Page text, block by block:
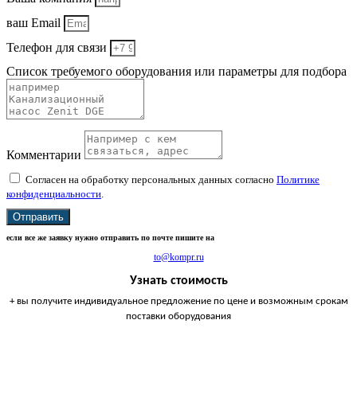
ваш Email
Телефон для связи
Список требуемого оборудования или параметры для подбора
Комментарии
Согласен на обработку персональных данных согласно Политике
конфиденциальности.
Отправить
если все же заявку нужно отправить по почте пишите на
to@kompr.ru
Узнать стоимость
+ вы получите индивидуальное предложение по цене и возможным срокам
поставки оборудования